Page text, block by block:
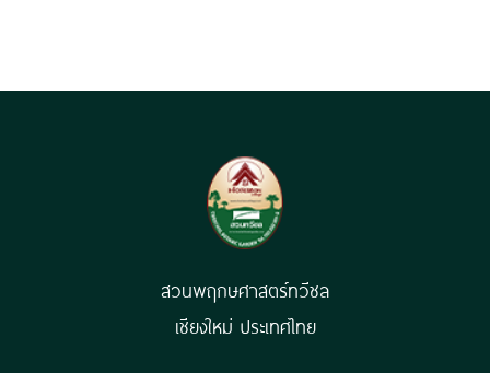
สวนพฤกษศาสตร์ทวีชล
เชียงใหม่ ประเทศไทย